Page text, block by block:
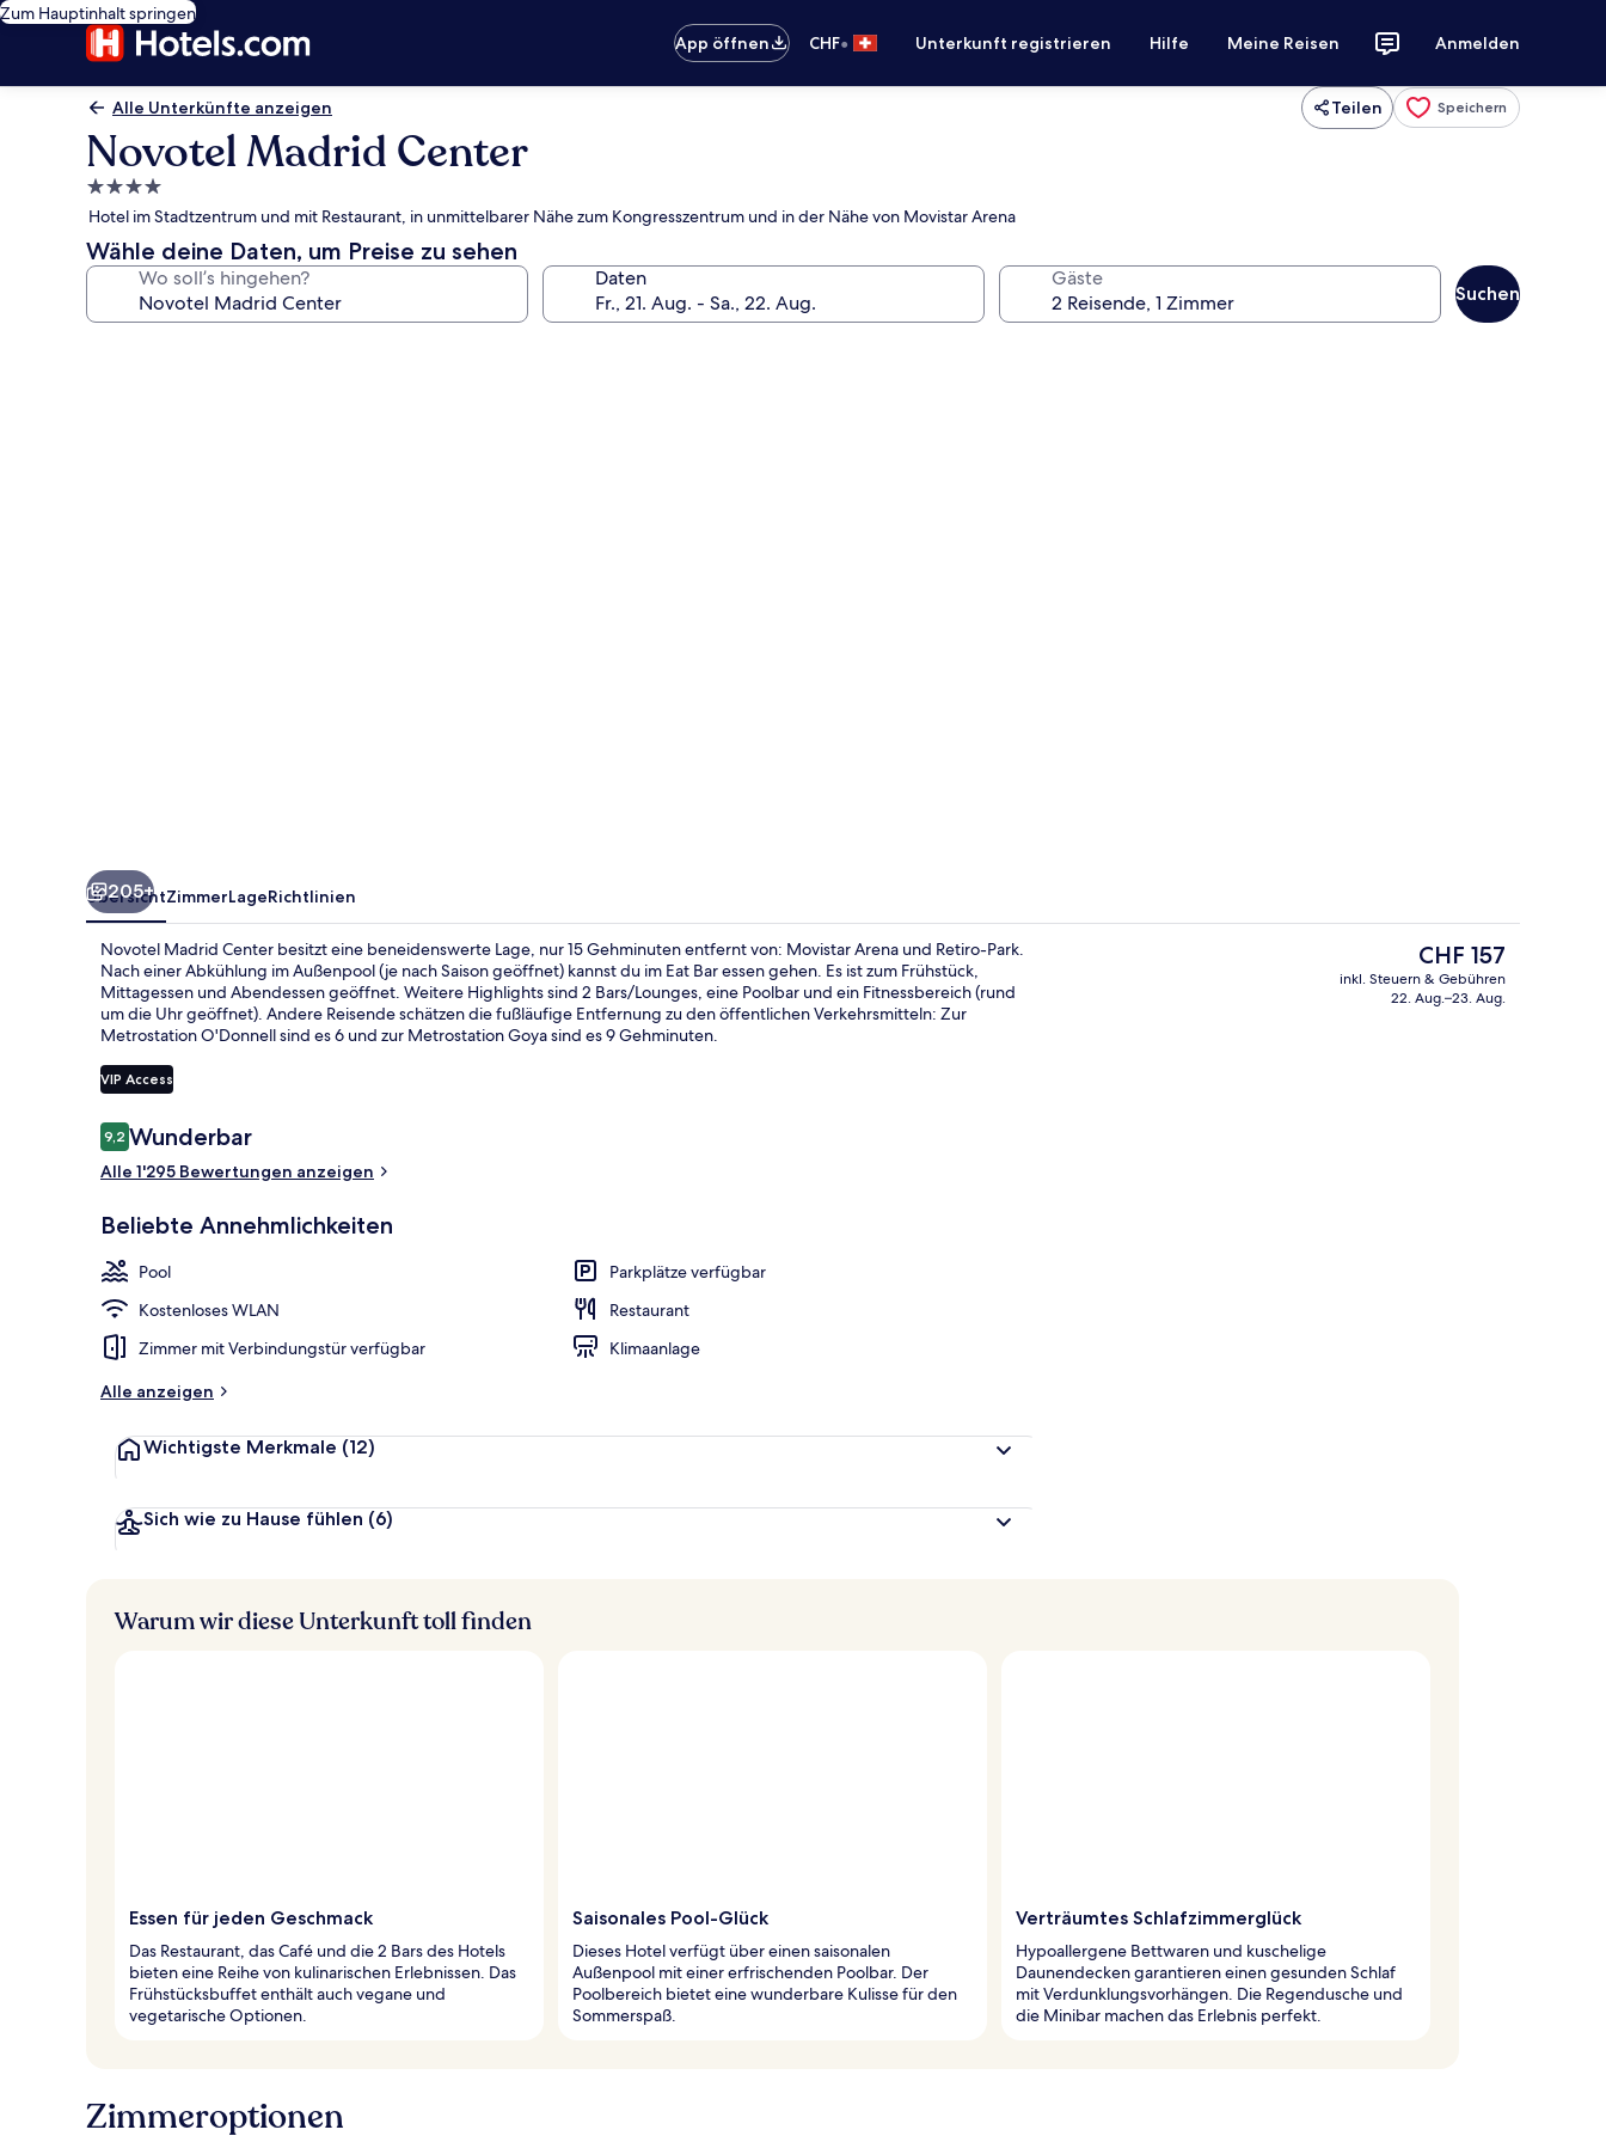
Zum Hauptinhalt springen
App öffnen
CHF• Unterkunft registrieren Hilfe Meine Reisen Anmelden
Alle Unterkünfte anzeigen Teilen Speichern
Novotel Madrid Center
4.0-
Sterne-
Unterkunft
Hotel im Stadtzentrum und mit Restaurant, in unmittelbarer Nähe zum Kongresszentrum und in der Nähe von Movistar Arena
Wähle deine Daten, um Preise zu sehen
Wo soll’s hingehen? Daten Gäste
Suchen
Außenpool (je nach Saison geöffnet)
205+
ÜbersichtZimmerLageRichtlinien
Novotel Madrid Center besitzt eine beneidenswerte Lage, nur 15 Gehminuten entfernt von: Movistar Arena und Retiro-Park.
Nach einer Abkühlung im Außenpool (je nach Saison geöffnet) kannst du im Eat Bar essen gehen. Es ist zum Frühstück,
Mittagessen und Abendessen geöffnet. Weitere Highlights sind 2 Bars/Lounges, eine Poolbar und ein Fitnessbereich (rund
um die Uhr geöffnet). Andere Reisende schätzen die fußläufige Entfernung zu den öffentlichen Verkehrsmitteln: Zur
Metrostation O'Donnell sind es 6 und zur Metrostation Goya sind es 9 Gehminuten.
VIP Access
Bewertungen
9,29,2 von 10.
Wunderbar
Alle 1'295 Bewertungen anzeigen
Beliebte Annehmlichkeiten
Pool
Parkplätze verfügbar
Kostenloses WLAN
Restaurant
Zimmer mit Verbindungstür verfügbar
Klimaanlage
Alle anzeigen
Wichtigste Merkmale (12)
Sich wie zu Hause fühlen (6)
Der
aktuelle
Preis
CHF 157
inkl. Steuern & Gebühren
22. Aug.–23. Aug.
Warum wir diese Unterkunft toll finden
Essen für jeden Geschmack
Das Restaurant, das Café und die 2 Bars des Hotels
bieten eine Reihe von kulinarischen Erlebnissen. Das
Frühstücksbuffet enthält auch vegane und
vegetarische Optionen.
Saisonales Pool-Glück
Dieses Hotel verfügt über einen saisonalen
Außenpool mit einer erfrischenden Poolbar. Der
Poolbereich bietet eine wunderbare Kulisse für den
Sommerspaß.
Verträumtes Schlafzimmerglück
Hypoallergene Bettwaren und kuschelige
Daunendecken garantieren einen gesunden Schlaf
mit Verdunklungsvorhängen. Die Regendusche und
die Minibar machen das Erlebnis perfekt.
Zimmeroptionen